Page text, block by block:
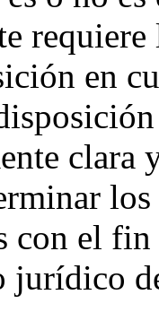
en
clara
con el
jurídico